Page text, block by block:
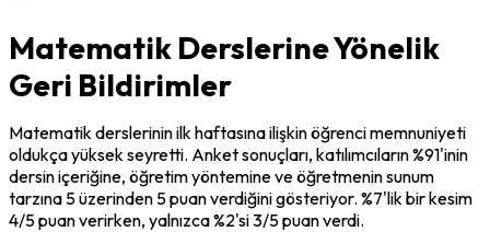
Matematik Derslerine Yönelik
Geri Bildirimler
Matematik derslerinin ilk haftasına ilişkin öğrenci memnuniyeti
oldukça yüksek seyretti. Anket sonuçları, katılımcıların %91'inin
dersin içeriğine, öğretim yöntemine ve öğretmenin sunum
tarzına 5 üzerinden 5 puan verdiğini gösteriyor. %7'lik bir kesim
4/5 puan verirken, yalnızca %2'si 3/5 puan verdi.